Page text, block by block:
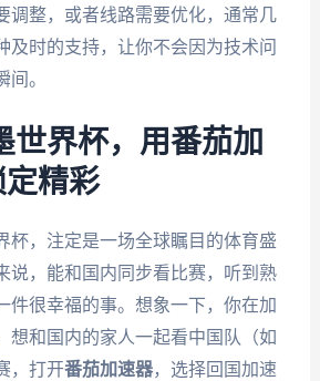
整，或者线路需要优化，通常几
及时的支持，让你不会因为技术问
。
世界杯，用番茄加
精彩
杯，注定是一场全球瞩目的体育盛
说，能和国内同步看比赛，听到熟
件很幸福的事。想象一下，你在加
想和国内的家人一起看中国队（如
，打开番茄加速器，选择回国加速